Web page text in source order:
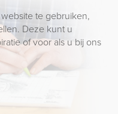
te gebruiken,
Deze kunt u
of voor als u bij ons